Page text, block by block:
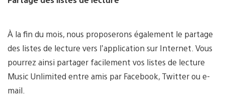
À la fin du mois, nous proposerons également le partage
des listes de lecture vers l’application sur Internet. Vous
pourrez ainsi partager facilement vos listes de lecture
Music Unlimited entre amis par Facebook, Twitter ou e-
mail.